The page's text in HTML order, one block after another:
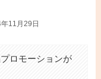
11月29日
ロモーションが